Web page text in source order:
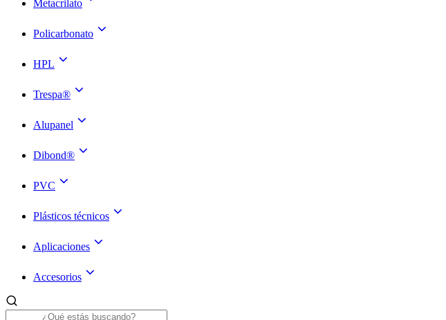
Metacrilato
Policarbonato
HPL
Trespa®
Alupanel
Dibond®
PVC
Plásticos técnicos
Aplicaciones
Accesorios